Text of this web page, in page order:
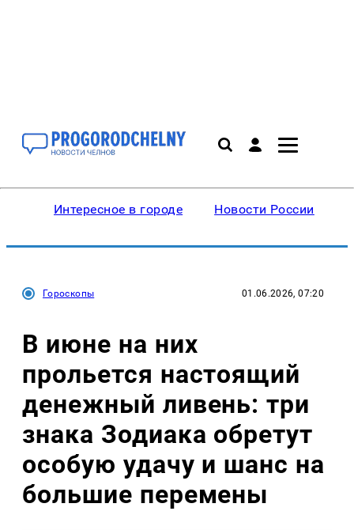
Интересное в городе Новости России
Гороскопы 01.06.2026, 07:20
В июне на них
прольется настоящий
денежный ливень: три
знака Зодиака обретут
особую удачу и шанс на
большие перемены